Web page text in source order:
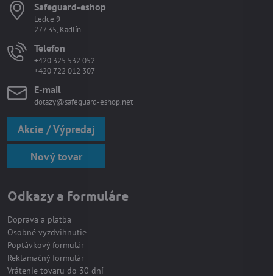
Safeguard-eshop
Ledce 9
277 35, Kadlín
Telefon
+420 325 532 052
+420 722 012 307
E-mail
dotazy@safeguard-eshop.net
Akcie / Výpredaj
Nový tovar
Odkazy a formuláre
Doprava a platba
Osobné vyzdvihnutie
Poptávkový formulár
Reklamačný formulár
Vrátenie tovaru do 30 dní